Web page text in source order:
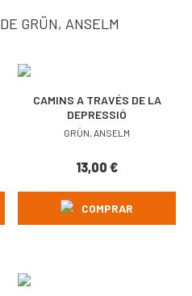
GRÜN, ANSELM
CAMINS A TRAVÉS DE LA
DEPRESSIÓ
GRÜN, ANSELM
13,00€
COMPRAR